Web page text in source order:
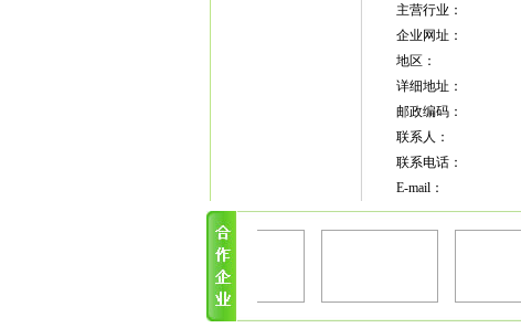
主营行业：
企业网址：
地区：
详细地址：
邮政编码：
联系人：
联系电话：
E-mail：